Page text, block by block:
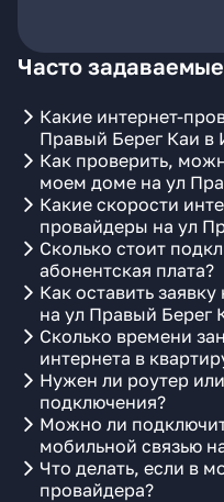
Часто
Какие интернет-
Правый Берег Каи в
Как проверить,
моем доме на ул
Какие скорости
провайдеры на ул
Сколько стоит
абонентская плата?
Как оставить
на ул Правый Берег
Сколько времени
интернета в
Нужен ли роутер
подключения?
Можно ли
мобильной связью
Что делать, если в
провайдера?